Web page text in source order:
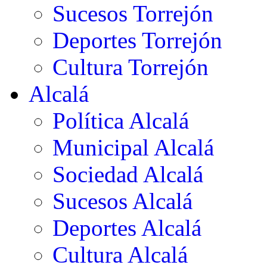
Sucesos Torrejón
Deportes Torrejón
Cultura Torrejón
Alcalá
Política Alcalá
Municipal Alcalá
Sociedad Alcalá
Sucesos Alcalá
Deportes Alcalá
Cultura Alcalá